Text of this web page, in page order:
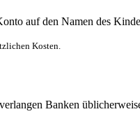
auf den Namen des
Kosten.
Banken